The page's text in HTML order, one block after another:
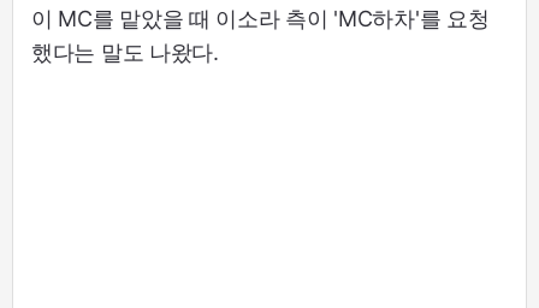
이 MC를 맡았을 때 이소라 측이 'MC하차'를 요청
했다는 말도 나왔다.